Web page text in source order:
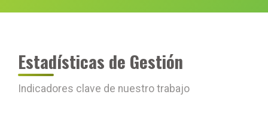
Estadísticas de Gestión
Indicadores clave de nuestro trabajo